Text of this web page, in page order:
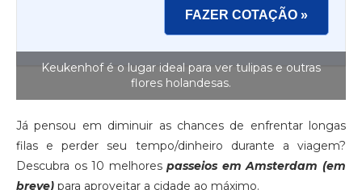
Keukenhof é o lugar ideal para ver tulipas e outras
flores holandesas.
FAZER COTAÇÃO »
Já pensou em diminuir as chances de enfrentar longas
filas e perder seu tempo/dinheiro durante a viagem?
Descubra os 10 melhorespasseios em Amsterdam (em
breve) para aproveitar a cidade ao máximo.